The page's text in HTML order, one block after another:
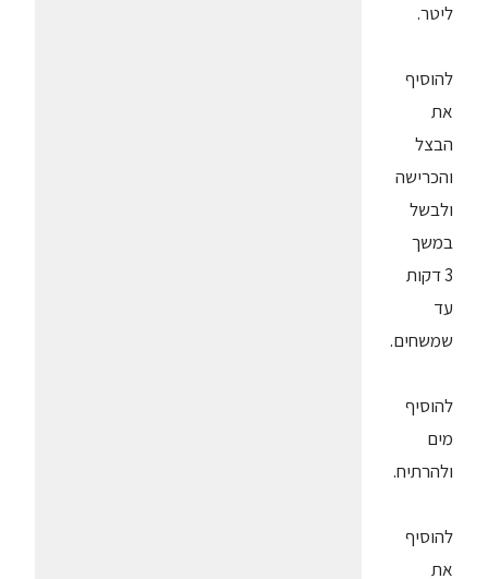
ליטר.
להוסיף
את
הבצל
והכרישה
ולבשל
במשך
3 דקות
עד
שמשחים.
להוסיף
מים
ולהרתיח.
להוסיף
את